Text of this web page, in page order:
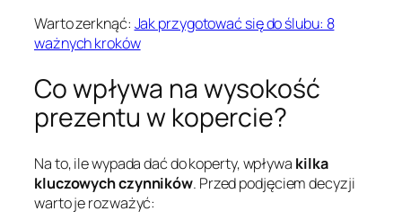
Warto zerknąć: Jak przygotować się do ślubu: 8
ważnych kroków
Co wpływa na wysokość
prezentu w kopercie?
Na to, ile wypada dać do koperty, wpływa kilka
kluczowych czynników. Przed podjęciem decyzji
warto je rozważyć: